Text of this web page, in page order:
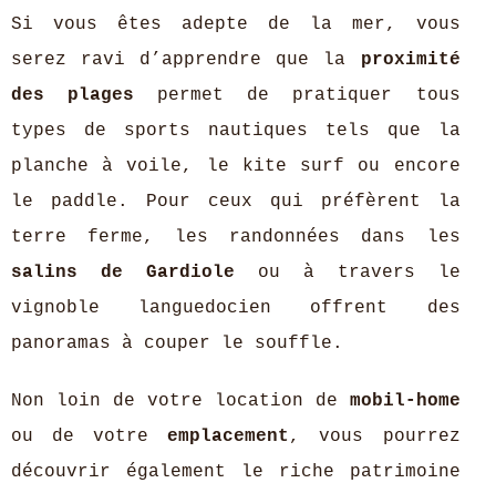
Si vous êtes adepte de la mer, vous
serez ravi d’apprendre que la proximité
des plages permet de pratiquer tous
types de sports nautiques tels que la
planche à voile, le kite surf ou encore
le paddle. Pour ceux qui préfèrent la
terre ferme, les randonnées dans les
salins de Gardiole ou à travers le
vignoble languedocien offrent des
panoramas à couper le souffle.
Non loin de votre location de mobil-home
ou de votreemplacement , vous pourrez
découvrir également le riche patrimoine